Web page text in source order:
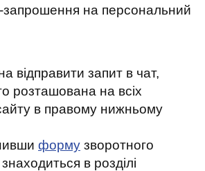
запрошення на персональний
відправити запит в чат,
розташована на всіх
в правому нижньому
форму зворотного
в розділі